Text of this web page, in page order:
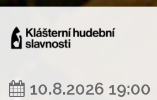
10.8.2026 19:00